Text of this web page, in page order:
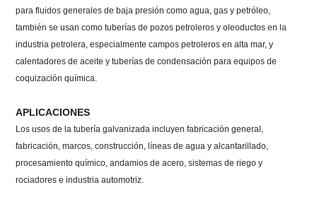
para fluidos generales de baja presión como agua, gas y petróleo,
también se usan como tuberías de pozos petroleros y oleoductos en la
industria petrolera, especialmente campos petroleros en alta mar, y
calentadores de aceite y tuberías de condensación para equipos de
coquización química.
APLICACIONES
Los usos de la tubería galvanizada incluyen fabricación general,
fabricación, marcos, construcción, líneas de agua y alcantarillado,
procesamiento químico, andamios de acero, sistemas de riego y
rociadores e industria automotriz.